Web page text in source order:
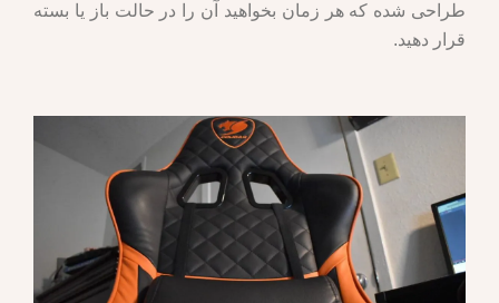
طراحی شده که هر زمان بخواهید آن را در حالت باز یا بسته
قرار دهید.